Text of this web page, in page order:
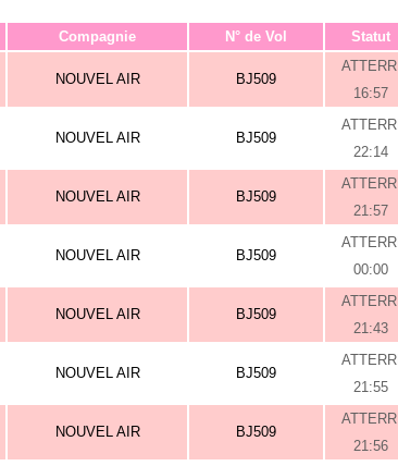
Compagnie N° de Vol Statut
NOUVEL AIR BJ509
ATTERRI
16:57
NOUVEL AIR BJ509
ATTERRI
22:14
NOUVEL AIR BJ509
ATTERRI
21:57
NOUVEL AIR BJ509
ATTERRI
00:00
NOUVEL AIR BJ509
ATTERRI
21:43
NOUVEL AIR BJ509
ATTERRI
21:55
NOUVEL AIR BJ509
ATTERRI
21:56